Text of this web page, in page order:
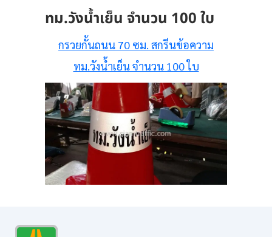
ทม.วังน้ำเย็น จำนวน 100 ใบ
กรวยกั้นถนน 70 ซม. สกรีนข้อความ
ทม.วังน้ำเย็น จำนวน 100 ใบ